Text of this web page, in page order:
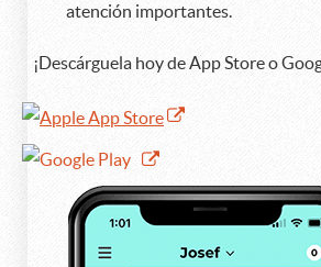
atención importantes.
¡Descárguela hoy de App Store o